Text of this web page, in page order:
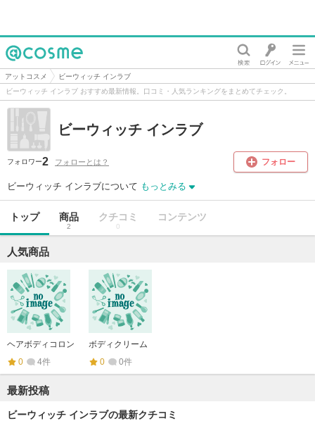
@cosme
アットコスメ
ビーウィッチ インラブ
ビーウィッチ インラブ おすすめ最新情報。口コミ・人気ランキングをまとめてチェック。
ビーウィッチ インラブ
フォロワー2 フォローとは？ フォロー
ビーウィッチ インラブについて もっとみる
トップ 商品
2
クチコミ
0
コンテンツ
人気商品
ヘアボディコロン
0
4件
ボディクリーム
0
0件
最新投稿
ビーウィッチ インラブの最新クチコミ